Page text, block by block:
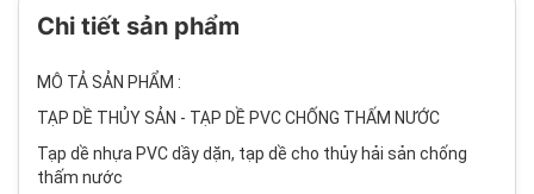
Chi tiết sản phẩm
MÔ TẢ SẢN PHẨM :
TẠP DỀ THỦY SẢN - TẠP DỀ PVC CHỐNG THẤM NƯỚC
Tạp dề nhựa PVC dầy dặn, tạp dề cho thủy hải sản chống
thấm nước